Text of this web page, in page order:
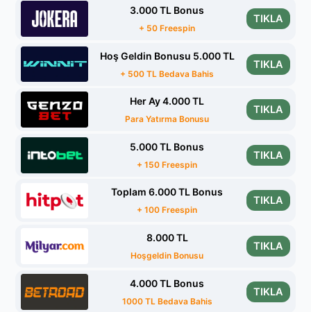
3.000 TL Bonus
+ 50 Freespin
TIKLA
Hoş Geldin Bonusu 5.000 TL
+ 500 TL Bedava Bahis
TIKLA
Her Ay 4.000 TL
Para Yatırma Bonusu
TIKLA
5.000 TL Bonus
+ 150 Freespin
TIKLA
Toplam 6.000 TL Bonus
+ 100 Freespin
TIKLA
8.000 TL
Hoşgeldin Bonusu
TIKLA
4.000 TL Bonus
1000 TL Bedava Bahis
TIKLA